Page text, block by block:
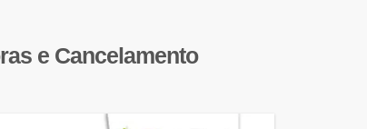
e Cancelamento